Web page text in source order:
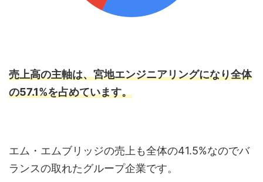
売上高の主軸は、宮地エンジニアリングになり全体
の57.1%を占めています。
エム・エムブリッジの売上も全体の41.5%なのでバ
ランスの取れたグループ企業です。